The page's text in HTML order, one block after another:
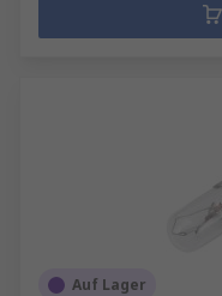
Auf Lager